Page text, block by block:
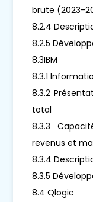
brute (2023-
8.2.4
8.2.5
8.3IBM
8.3.1
8.3.2
total
8.3.3
revenus et
8.3.4
8.3.5
8.4 Qlogic